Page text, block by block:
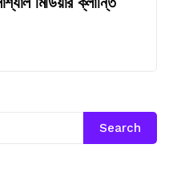
Search